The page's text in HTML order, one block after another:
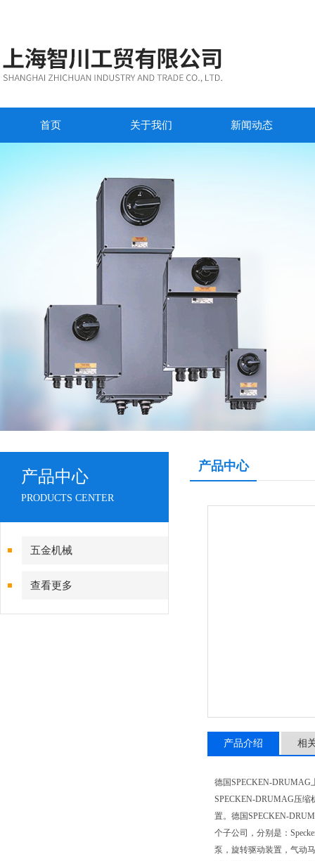
首页 关于我们 新闻动态
产品中心
PRODUCTS CENTER
五金机械
查看更多
产品中心
产品介绍 相
德国SPECKEN-DRUMAG
SPECKEN-DRUMAG压缩
置。德国SPECKEN-
个子公司，分别是：
泵，旋转驱动装置，气动